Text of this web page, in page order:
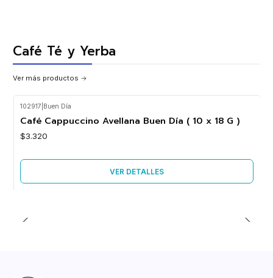
Café Té y Yerba
Ver más productos
102917 Buen Día
Café Cappuccino Avellana Buen Día ( 10 x 18 G )
$3.320
VER DETALLES